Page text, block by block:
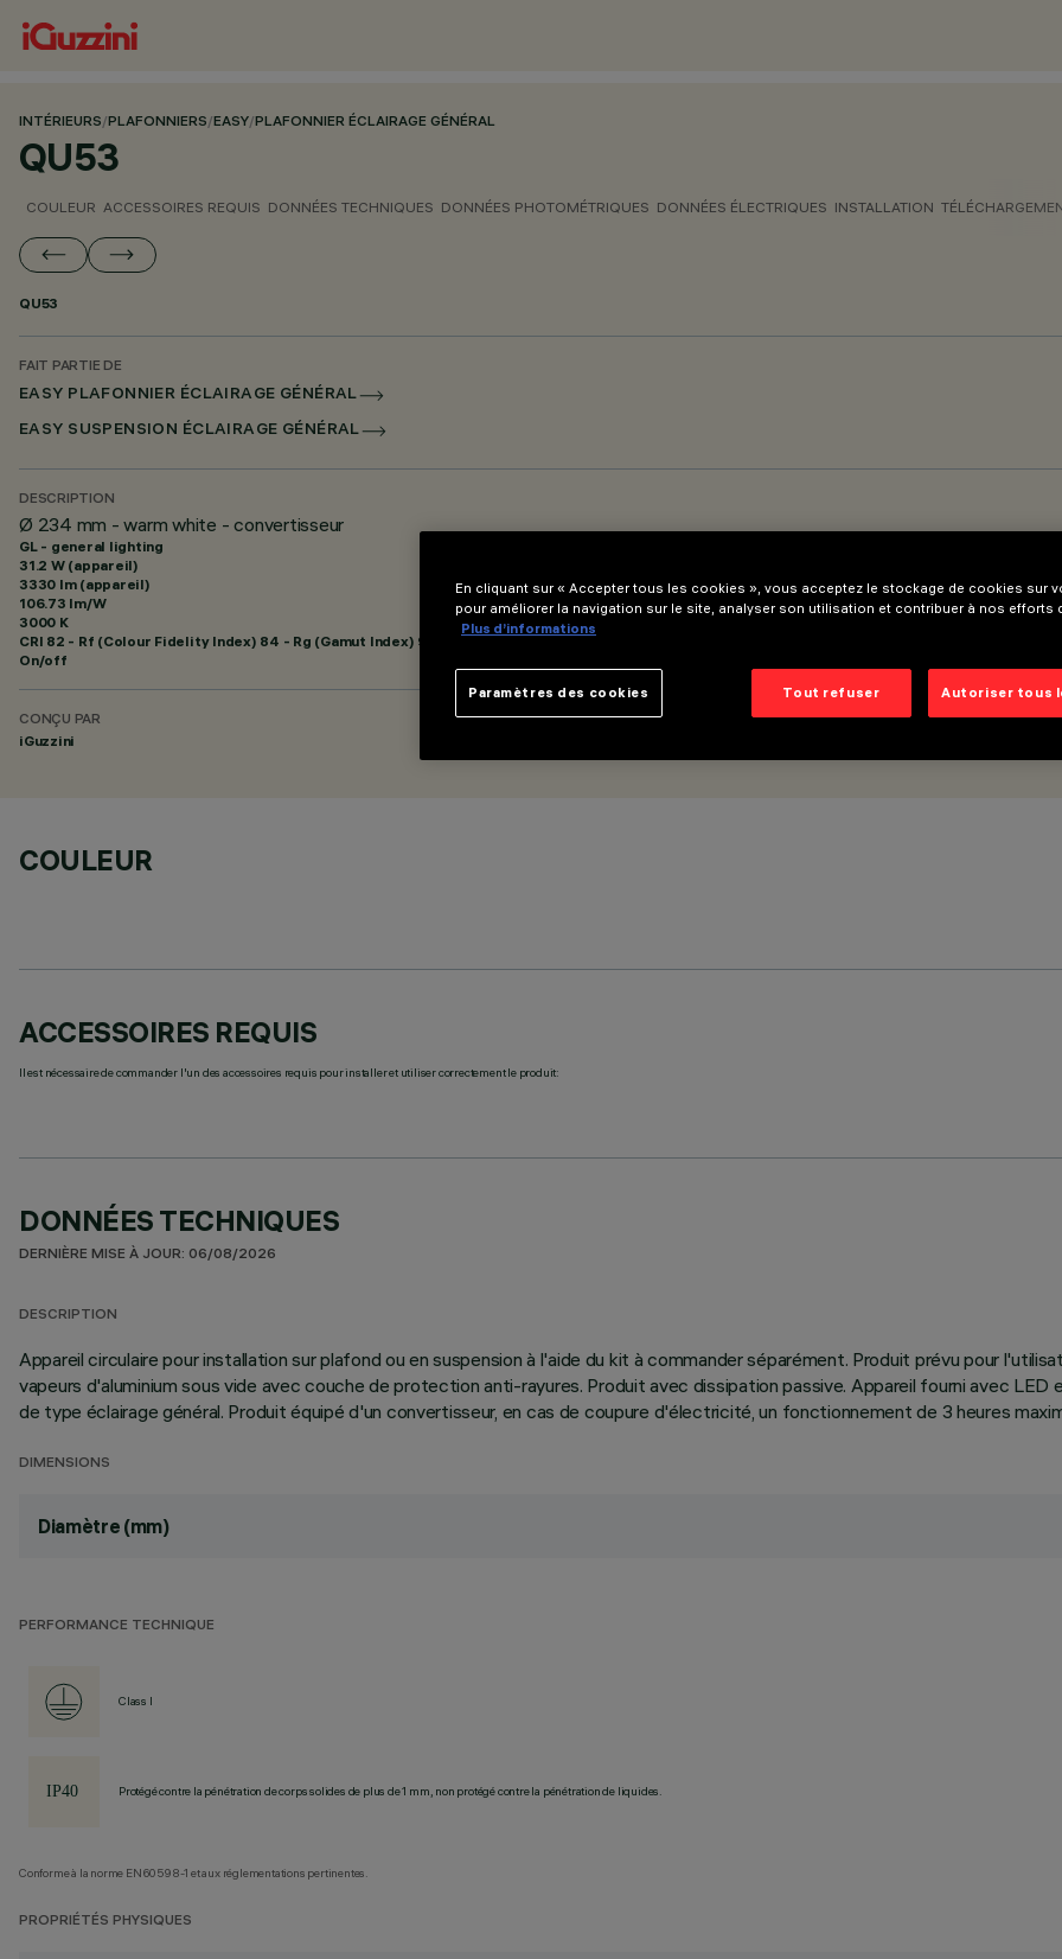
INTÉRIEURS/PLAFONNIERS/EASY/PLAFONNIER ÉCLAIRAGE GÉNÉRAL
QU53
COULEUR ACCESSOIRES REQUIS DONNÉES TECHNIQUES DONNÉES PHOTOMÉTRIQUES DONNÉES ÉLECTRIQUES INSTALLATION
QU53
FAIT PARTIE DE
EASY PLAFONNIER ÉCLAIRAGE GÉNÉRAL
EASY SUSPENSION ÉCLAIRAGE GÉNÉRAL
DESCRIPTION
Ø 234 mm - warm white - convertisseur
GL - general lighting
31.2 W (appareil)
3330 lm (appareil)
106.73 lm/W
3000 K
CRI 82 - Rf (Colour Fidelity Index) 84 - Rg (Gamut Index) 95
On/off
CONÇU PAR
iGuzzini
COULEUR
ACCESSOIRES REQUIS
Il est nécessaire de commander l'un des accessoires requis pour installer et utiliser correctement le produit:
DONNÉES TECHNIQUES
DERNIÈRE MISE À JOUR: 06/08/2026
DESCRIPTION
Appareil circulaire pour installation sur plafond ou en suspension à l'aide du kit à commander séparément. Produit prévu pour
vapeurs d'aluminium sous vide avec couche de protection anti-rayures. Produit avec dissipation passive. Appareil fourni avec
de type éclairage général. Produit équipé d'un convertisseur, en cas de coupure d'électricité, un fonctionnement de 3 heures
DIMENSIONS
Diamètre (mm)
PERFORMANCE TECHNIQUE
Class I
Protégé contre la pénétration de corps solides de plus de 1 mm, non protégé contre la pénétration de liquides.
Conforme à la norme EN60598-1 et aux réglementations pertinentes.
PROPRIÉTÉS PHYSIQUES
En cliquant sur « Accepter tous les cookies », vous acceptez le stockage de cookies sur
pour améliorer la navigation sur le site, analyser son utilisation et contribuer à nos efforts
Plus d’informations
Tout refuser Autoriser tous
Paramètres des cookies